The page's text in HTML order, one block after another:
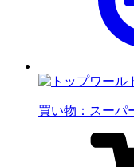
買い物：スーパ